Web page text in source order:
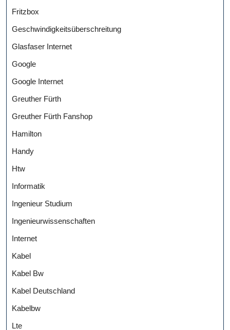
Fritzbox
Geschwindigkeitsüberschreitung
Glasfaser Internet
Google
Google Internet
Greuther Fürth
Greuther Fürth Fanshop
Hamilton
Handy
Htw
Informatik
Ingenieur Studium
Ingenieurwissenschaften
Internet
Kabel
Kabel Bw
Kabel Deutschland
Kabelbw
Lte